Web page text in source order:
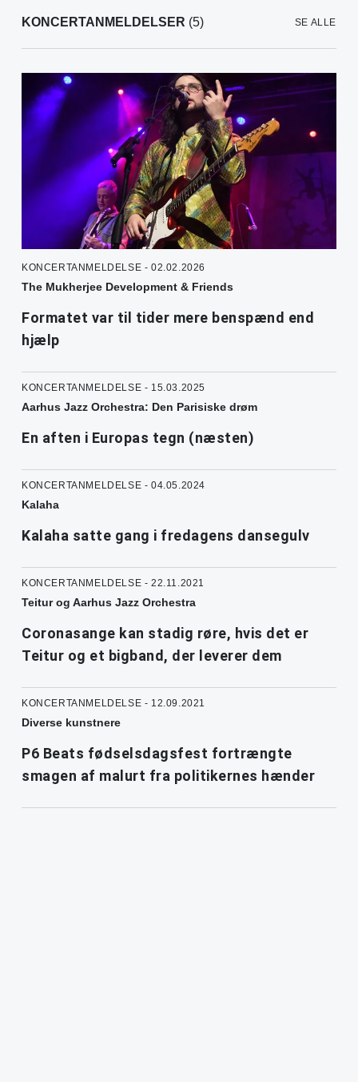
KONCERTANMELDELSER (5) SE ALLE
KONCERTANMELDELSE - 02.02.2026
The Mukherjee Development & Friends
Formatet var til tider mere benspænd end
hjælp
KONCERTANMELDELSE - 15.03.2025
Aarhus Jazz Orchestra: Den Parisiske drøm
En aften i Europas tegn (næsten)
KONCERTANMELDELSE - 04.05.2024
Kalaha
Kalaha satte gang i fredagens dansegulv
KONCERTANMELDELSE - 22.11.2021
Teitur og Aarhus Jazz Orchestra
Coronasange kan stadig røre, hvis det er
Teitur og et bigband, der leverer dem
KONCERTANMELDELSE - 12.09.2021
Diverse kunstnere
P6 Beats fødselsdagsfest fortrængte
smagen af malurt fra politikernes hænder